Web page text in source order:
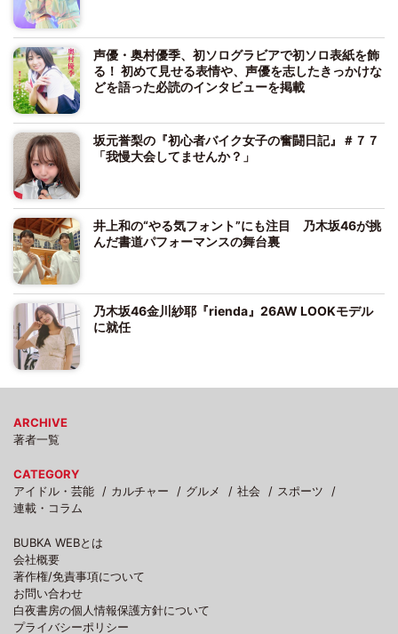
声優・奥村優季、初ソログラビアで初ソロ表紙を飾
る！ 初めて見せる表情や、声優を志したきっかけな
どを語った必読のインタビューを掲載
坂元誉梨の『初心者バイク女子の奮闘日記』＃７７
「我慢大会してませんか？」
井上和の“やる気フォント”にも注目 乃木坂46が挑
んだ書道パフォーマンスの舞台裏
乃木坂46金川紗耶『rienda』26AW LOOKモデル
に就任
ARCHIVE
著者一覧
CATEGORY
アイドル・芸能
カルチャー グルメ 社会
スポーツ
連載・コラム
BUBKA WEBとは
会社概要
著作権/免責事項について
お問い合わせ
白夜書房の個人情報保護方針について
プライバシーポリシー